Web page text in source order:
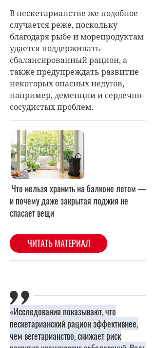
В пескетарианстве же подобное
случается реже, поскольку
благодаря рыбе и морепродуктам
удается поддерживать
сбалансированный рацион, а
также предупреждать развитие
некоторых опасных недугов,
например, деменции и сердечно-
сосудистых проблем.
«Исследования показывают, что
пескетарианский рацион эффективнее,
чем вегетарианство, снижает риск